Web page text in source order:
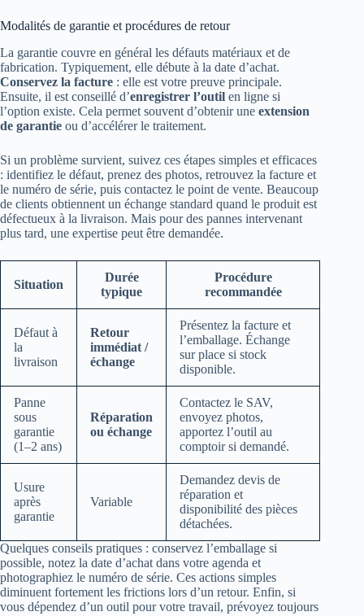
Modalités de garantie et procédures de retour
La garantie couvre en général les défauts matériaux et de
fabrication. Typiquement, elle débute à la date d’achat.
Conservez la facture : elle est votre preuve principale.
Ensuite, il est conseillé d’enregistrer l’outil en ligne si
l’option existe. Cela permet souvent d’obtenir une extension
de garantie ou d’accélérer le traitement.
Si un problème survient, suivez ces étapes simples et efficaces
: identifiez le défaut, prenez des photos, retrouvez la facture et
le numéro de série, puis contactez le point de vente. Beaucoup
de clients obtiennent un échange standard quand le produit est
défectueux à la livraison. Mais pour des pannes intervenant
plus tard, une expertise peut être demandée.
Situation
Durée
typique
Procédure
recommandée
Défaut à
la
livraison
Retour
immédiat /
échange
Présentez la facture et
l’emballage. Échange
sur place si stock
disponible.
Panne
sous
garantie
(1–2 ans)
Réparation
ou échange
Contactez le SAV,
envoyez photos,
apportez l’outil au
comptoir si demandé.
Usure
après
garantie
Variable
Demandez devis de
réparation et
disponibilité des pièces
détachées.
Quelques conseils pratiques : conservez l’emballage si
possible, notez la date d’achat dans votre agenda et
photographiez le numéro de série. Ces actions simples
diminuent fortement les frictions lors d’un retour. Enfin, si
vous dépendez d’un outil pour votre travail, prévoyez toujours